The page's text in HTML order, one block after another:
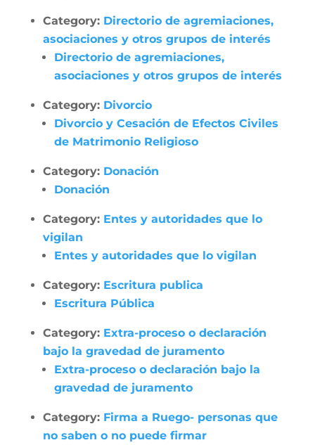
Category: Directorio de agremiaciones,
asociaciones y otros grupos de interés
Directorio de agremiaciones,
asociaciones y otros grupos de interés
Category: Divorcio
Divorcio y Cesación de Efectos Civiles
de Matrimonio Religioso
Category: Donación
Donación
Category: Entes y autoridades que lo
vigilan
Entes y autoridades que lo vigilan
Category: Escritura publica
Escritura Pública
Category: Extra-proceso o declaración
bajo la gravedad de juramento
Extra-proceso o declaración bajo la
gravedad de juramento
Category: Firma a Ruego- personas que
no saben o no puede firmar